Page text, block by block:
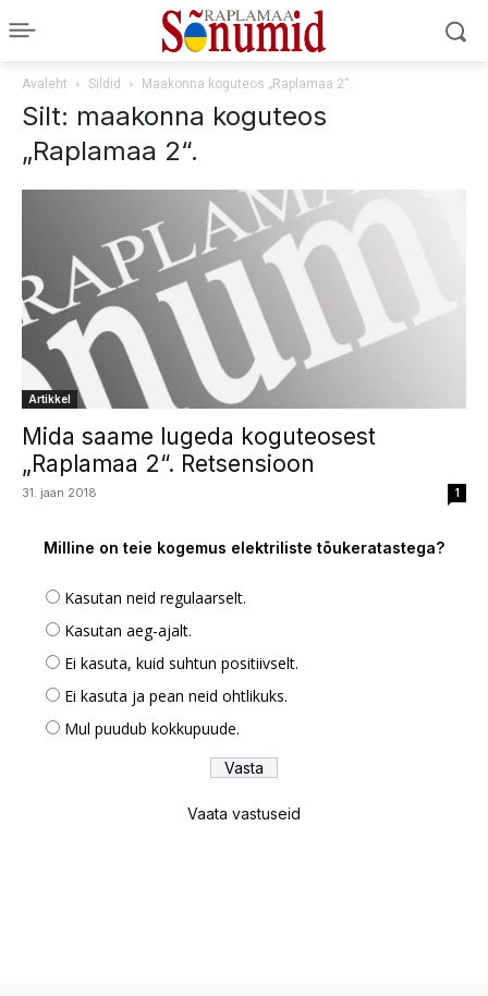
Avaleht Sildid Maakonna koguteos „Raplamaa 2“.
Silt: maakonna koguteos
„Raplamaa 2“.
Artikkel
Mida saame lugeda koguteosest
„Raplamaa 2“. Retsensioon
31. jaan 2018 1
Milline on teie kogemus elektriliste tõukeratastega?
Kasutan neid regulaarselt.
Kasutan aeg-ajalt.
Ei kasuta, kuid suhtun positiivselt.
Ei kasuta ja pean neid ohtlikuks.
Mul puudub kokkupuude.
Vaata vastuseid